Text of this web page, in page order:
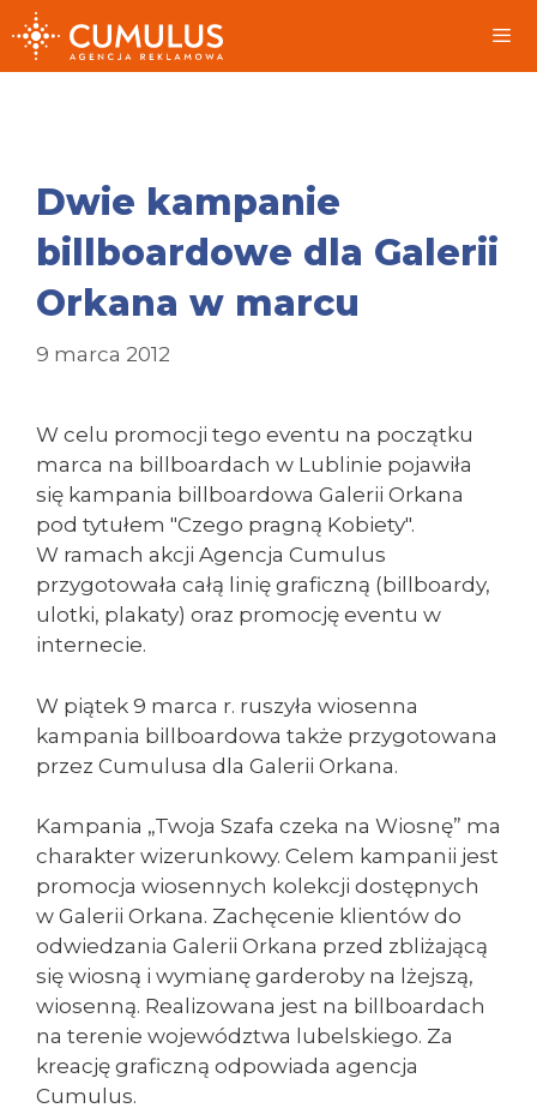
Przeskocz
do
treści
Dwie kampanie
billboardowe dla Galerii
Orkana w marcu
9 marca 2012
W celu promocji tego eventu na początku
marca na billboardach w Lublinie pojawiła
się kampania billboardowa Galerii Orkana
pod tytułem "Czego pragną Kobiety".
W ramach akcji Agencja Cumulus
przygotowała całą linię graficzną (billboardy,
ulotki, plakaty) oraz promocję eventu w
internecie.
W piątek 9 marca r. ruszyła wiosenna
kampania billboardowa także przygotowana
przez Cumulusa dla Galerii Orkana.
Kampania „Twoja Szafa czeka na Wiosnę” ma
charakter wizerunkowy. Celem kampanii jest
promocja wiosennych kolekcji dostępnych
w Galerii Orkana. Zachęcenie klientów do
odwiedzania Galerii Orkana przed zbliżającą
się wiosną i wymianę garderoby na lżejszą,
wiosenną. Realizowana jest na billboardach
na terenie województwa lubelskiego. Za
kreację graficzną odpowiada agencja
Cumulus.